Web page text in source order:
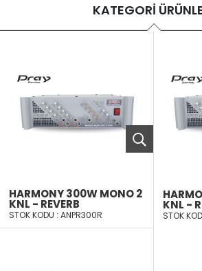
KATEGORİ
HARMONY 300W MONO 2
KNL - REVERB
STOK KODU : ANPR300R
KNL -
STOK